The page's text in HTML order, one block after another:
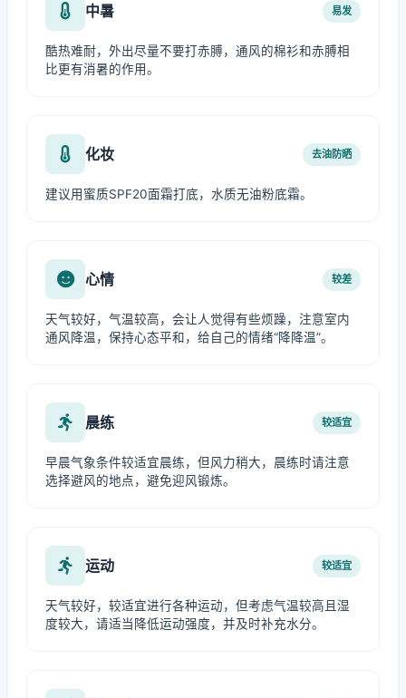
中暑 易发
酷热难耐，外出尽量不要打赤膊，通风的棉衫和赤膊相
比更有消暑的作用。
化妆 去油防晒
建议用蜜质SPF20面霜打底，水质无油粉底霜。
心情 较差
天气较好，气温较高，会让人觉得有些烦躁，注意室内
通风降温，保持心态平和，给自己的情绪“降降温”。
晨练 较适宜
早晨气象条件较适宜晨练，但风力稍大，晨练时请注意
选择避风的地点，避免迎风锻炼。
运动 较适宜
天气较好，较适宜进行各种运动，但考虑气温较高且湿
度较大，请适当降低运动强度，并及时补充水分。